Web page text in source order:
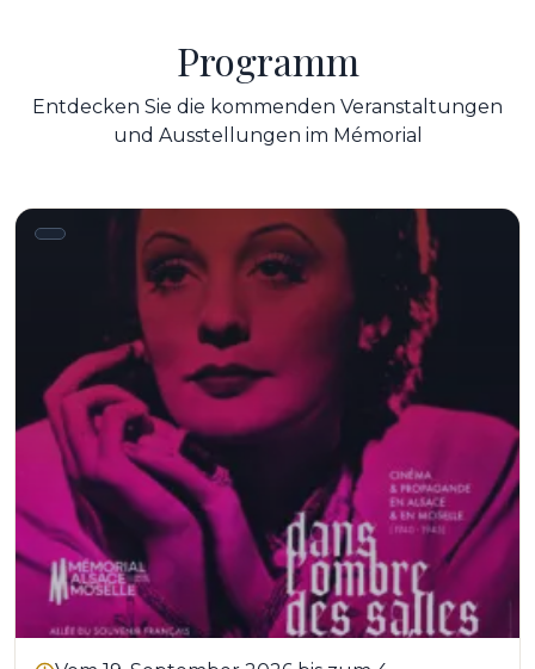
Programm
Entdecken Sie die kommenden Veranstaltungen
und Ausstellungen im Mémorial